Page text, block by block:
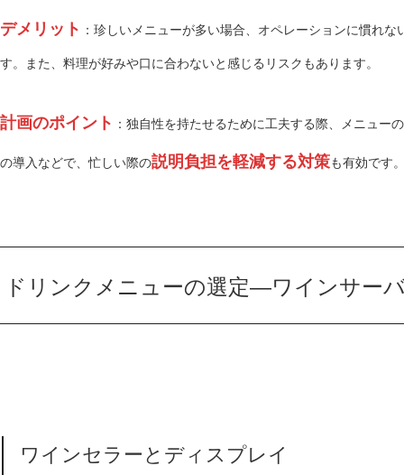
デメリット ：珍しいメニューが多い場合、オペレーションに慣れ
す。また、料理が好みや口に合わないと感じるリスクもあります。
計画のポイント ：独自性を持たせるために工夫する際、メニュー
の導入などで、忙しい際の説明負担を軽減する対策も有効です
ドリンクメニューの選定—ワインサー
ワインセラーとディスプレイ